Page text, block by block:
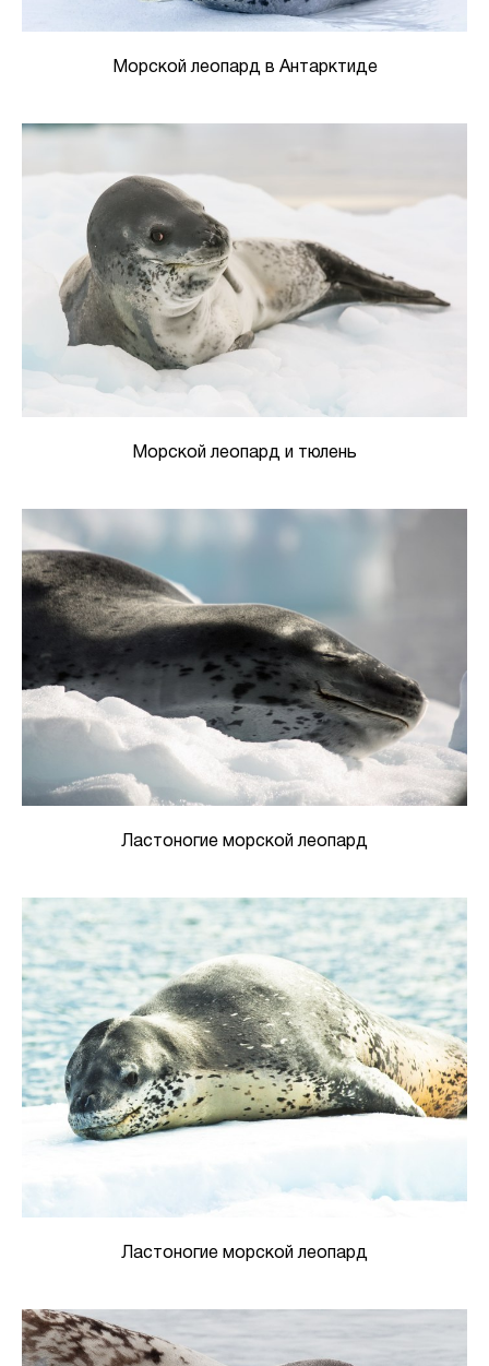
Морской леопард в Антарктиде
Морской леопард и тюлень
Ластоногие морской леопард
Ластоногие морской леопард